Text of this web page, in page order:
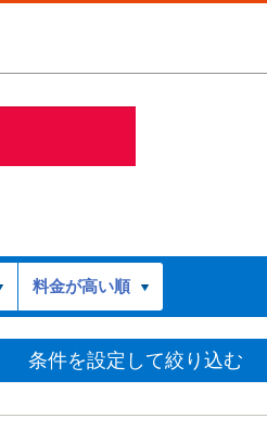
料金が高い順
条件を設定して絞り込む